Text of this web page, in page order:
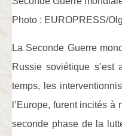
Photo : EUROPRESS/
La Seconde Guerre
Russie soviétique
temps, les
l’Europe, furent incités
seconde phase de la